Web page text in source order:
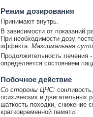
Режим дозирования
Принимают внутрь.
В зависимости от показаний
При необходимости дозу
эффекта. Максимальная
Продолжительность лечения
определяется состоянием
Побочное действие
Со стороны ЦНС:
психических и двигательных
шаткость походки, снижение
кратковременной памяти.